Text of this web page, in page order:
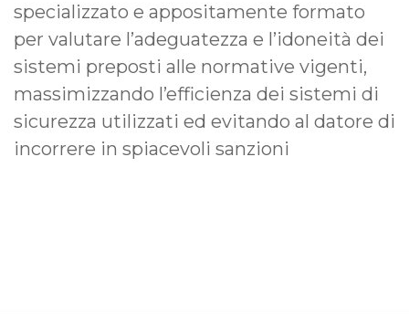
specializzato e appositamente formato
per valutare l’adeguatezza e l’idoneità dei
sistemi preposti alle normative vigenti,
massimizzando l’efficienza dei sistemi di
sicurezza utilizzati ed evitando al datore di
incorrere in spiacevoli sanzioni